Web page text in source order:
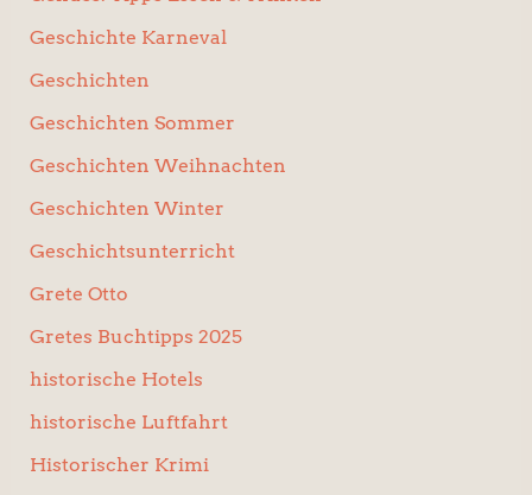
Geschichte Karneval
Geschichten
Geschichten Sommer
Geschichten Weihnachten
Geschichten Winter
Geschichtsunterricht
Grete Otto
Gretes Buchtipps 2025
historische Hotels
historische Luftfahrt
Historischer Krimi